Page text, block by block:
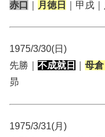
赤口
月徳日 ｜甲戌
1975/3/30(日)
先勝｜ 不成就日 母倉
昴
1975/3/31(月)